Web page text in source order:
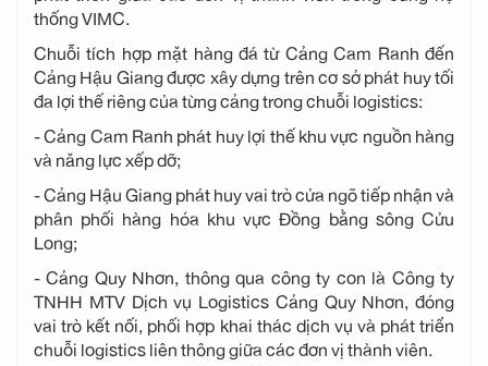
thống VIMC.
Chuỗi tích hợp mặt hàng đá từ Cảng Cam Ranh đến
Cảng Hậu Giang được xây dựng trên cơ sở phát huy tối
đa lợi thế riêng của từng cảng trong chuỗi logistics:
- Cảng Cam Ranh phát huy lợi thế khu vực nguồn hàng
và năng lực xếp dỡ;
-Cảng Hậu Giang phát huy vai trò cửa ngõ tiếp nhận và
phân phối hàng hóa khu vực Đồng bằng sông Cửu
Long;
-Cảng Quy Nhơn, thông qua công ty con là Công ty
TNHH MTV Dịch vụ Logistics Cảng Quy Nhơn, đóng
vai trò kết nối, phối hợp khai thác dịch vụ và phát triển
chuỗi logistics liên thông giữa các đơn vị thành viên.